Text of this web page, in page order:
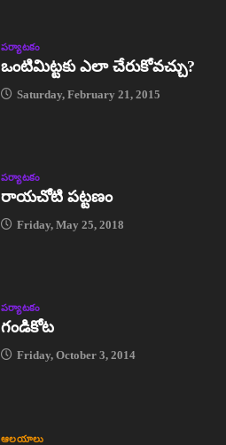
పర్యాటకం
ఒంటిమిట్టకు ఎలా చేరుకోవచ్చు?
Saturday, February 21, 2015
పర్యాటకం
రాయచోటి పట్టణం
Friday, May 25, 2018
పర్యాటకం
గండికోట
Friday, October 3, 2014
ఆలయాలు